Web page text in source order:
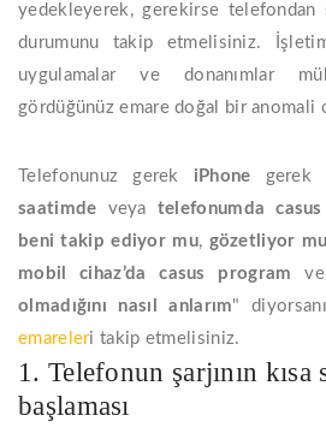
yedekleyerek, gerekirse telefondan
durumunu takip etmelisiniz.
uygulamalar ve donanımlar
gördüğünüz emare doğal bir anomali
Telefonunuz gerek iPhone gerek
saatimde veya telefonumda casus
beni takip ediyor mu, gözetliyor mu
mobil cihaz’da
casus program
olmadığını
nasıl anlarım"
emareleri takip etmelisiniz.
1. Telefonun şarjının
başlaması